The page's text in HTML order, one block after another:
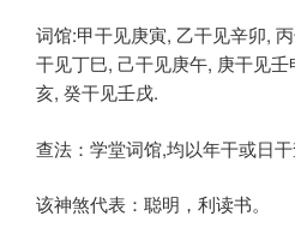
词馆:甲干见庚寅, 乙干见辛卯,
干见丁巳, 己干见庚午, 庚干见
亥, 癸干见壬戌.
查法：学堂词馆,均以年干或日干
该神煞代表：聪明，利读书。